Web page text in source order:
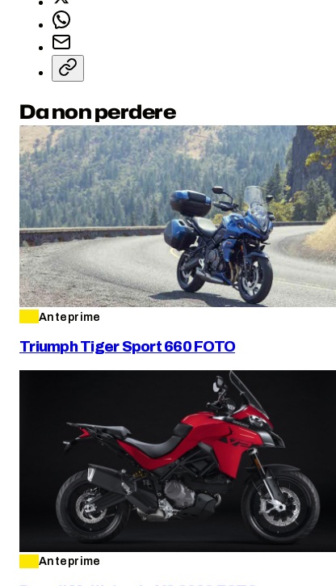
Da non perdere
Anteprime
Triumph Tiger Sport 660 FOTO
Anteprime